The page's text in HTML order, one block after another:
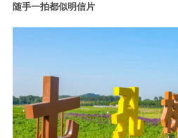
随手一拍都似明信片